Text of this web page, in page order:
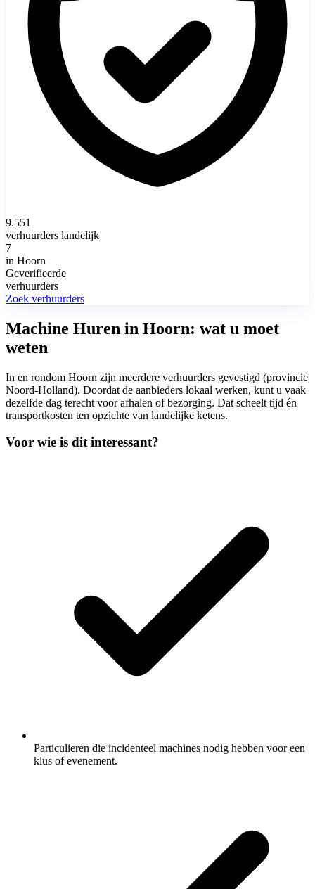
9.551
verhuurders landelijk
7
in Hoorn
Geverifieerde
verhuurders
Zoek verhuurders
Machine Huren in Hoorn: wat u moet
weten
In en rondom Hoorn zijn meerdere verhuurders gevestigd (provincie
Noord-Holland). Doordat de aanbieders lokaal werken, kunt u vaak
dezelfde dag terecht voor afhalen of bezorging. Dat scheelt tijd én
transportkosten ten opzichte van landelijke ketens.
Voor wie is dit interessant?
Particulieren die incidenteel machines nodig hebben voor een
klus of evenement.